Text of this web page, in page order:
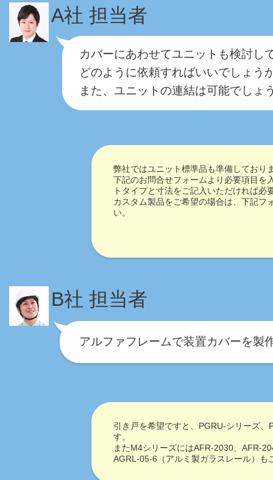
A社 担当者
カバーにあわせてユニットも検討し
どのように依頼すればいいでしょう
また、ユニットの連結は可能でしょ
弊社ではユニット標準品も準備しており
下記のお問合せフォームより必要項目を
トタイプと寸法をご記入いただければ
カスタム製品をご希望の場合は、下記フ
い。
B社 担当者
アルファフレームで装置カバーを製
引き戸を希望ですと、PGRU-シリーズ
す。
またM4シリーズにはAFR-2030、AFR-
AGRL-05-6（アルミ製ガラスレール）も